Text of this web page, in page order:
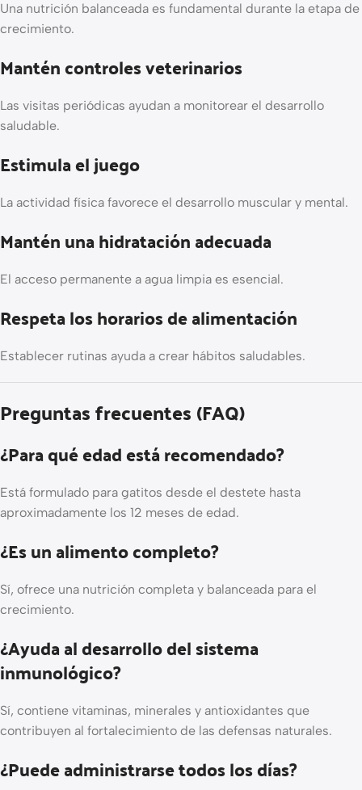
Una nutrición balanceada es fundamental durante la etapa de
crecimiento.
Mantén controles veterinarios
Las visitas periódicas ayudan a monitorear el desarrollo
saludable.
Estimula el juego
La actividad física favorece el desarrollo muscular y mental.
Mantén una hidratación adecuada
El acceso permanente a agua limpia es esencial.
Respeta los horarios de alimentación
Establecer rutinas ayuda a crear hábitos saludables.
Preguntas frecuentes (FAQ)
¿Para qué edad está recomendado?
Está formulado para gatitos desde el destete hasta
aproximadamente los 12 meses de edad.
¿Es un alimento completo?
Sí, ofrece una nutrición completa y balanceada para el
crecimiento.
¿Ayuda al desarrollo del sistema
inmunológico?
Sí, contiene vitaminas, minerales y antioxidantes que
contribuyen al fortalecimiento de las defensas naturales.
¿Puede administrarse todos los días?